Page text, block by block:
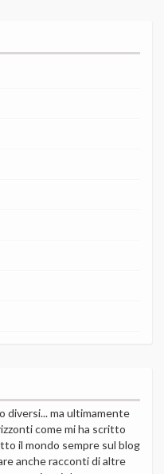
diversi... ma ultimamente
come mi ha scritto
il mondo sempre sul blog
anche racconti di altre